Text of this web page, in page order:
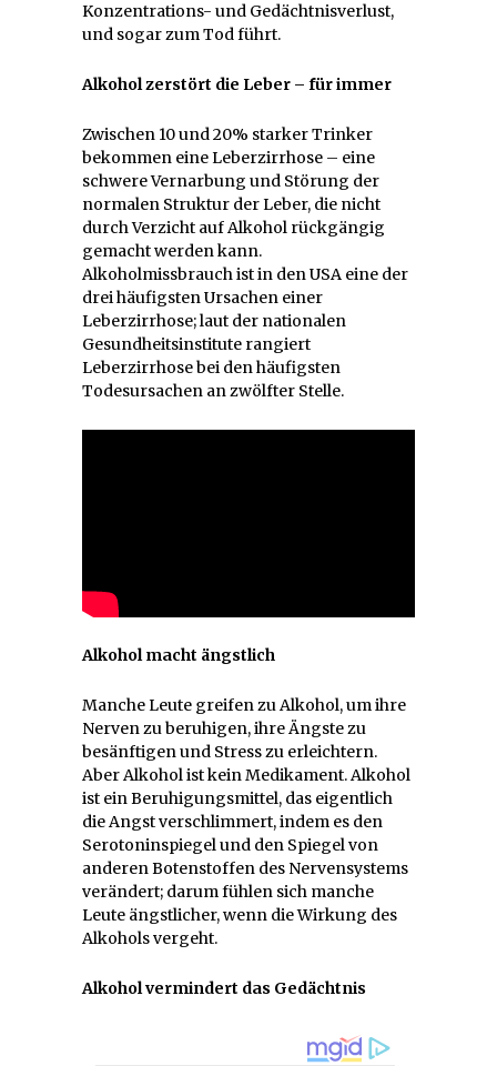
Konzentrations- und Gedächtnisverlust,
und sogar zum Tod führt.
Alkohol zerstört die Leber – für immer
Zwischen 10 und 20% starker Trinker
bekommen eine Leberzirrhose – eine
schwere Vernarbung und Störung der
normalen Struktur der Leber, die nicht
durch Verzicht auf Alkohol rückgängig
gemacht werden kann.
Alkoholmissbrauch ist in den USA eine der
drei häufigsten Ursachen einer
Leberzirrhose; laut der nationalen
Gesundheitsinstitute rangiert
Leberzirrhose bei den häufigsten
Todesursachen an zwölfter Stelle.
Alkohol macht ängstlich
Manche Leute greifen zu Alkohol, um ihre
Nerven zu beruhigen, ihre Ängste zu
besänftigen und Stress zu erleichtern.
Aber Alkohol ist kein Medikament. Alkohol
ist ein Beruhigungsmittel, das eigentlich
die Angst verschlimmert, indem es den
Serotoninspiegel und den Spiegel von
anderen Botenstoffen des Nervensystems
verändert; darum fühlen sich manche
Leute ängstlicher, wenn die Wirkung des
Alkohols vergeht.
Alkohol vermindert das Gedächtnis